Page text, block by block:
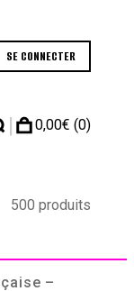
SE CONNECTER
| 0,00€ (0)
500 produits
–